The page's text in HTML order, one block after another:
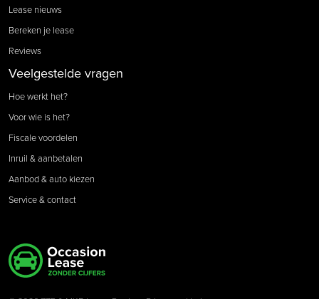
Lease nieuws
Bereken je lease
Reviews
Veelgestelde vragen
Hoe werkt het?
Voor wie is het?
Fiscale voordelen
Inruil & aanbetalen
Aanbod & auto kiezen
Service & contact